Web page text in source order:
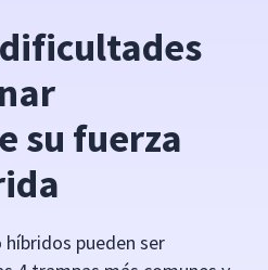
su fuerza
pueden ser